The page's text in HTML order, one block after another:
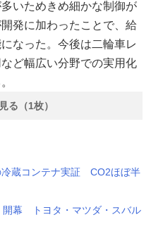
いためきめ細かな制御が
発に加わったことで、給
なった。今後は二輪車レ
ど幅広い分野での実用化
る（1枚）
冷蔵コンテナ実証 CO2ほぼ半
開幕 トヨタ・マツダ・スバル